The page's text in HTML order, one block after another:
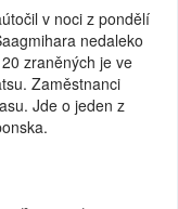
v noci z pondělí
nedaleko
zraněných je ve
Zaměstnanci
Jde o jeden z